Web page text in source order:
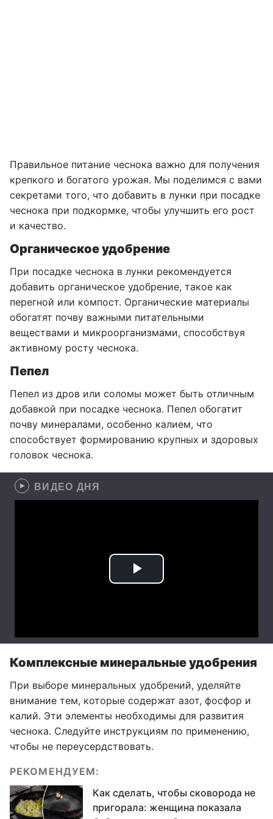
Правильное питание чеснока важно для получения
крепкого и богатого урожая. Мы поделимся с вами
секретами того, что добавить в лунки при посадке
чеснока при подкормке, чтобы улучшить его рост
и качество.
Органическое удобрение
При посадке чеснока в лунки рекомендуется
добавить органическое удобрение, такое как
перегной или компост. Органические материалы
обогатят почву важными питательными
веществами и микроорганизмами, способствуя
активному росту чеснока.
Пепел
Пепел из дров или соломы может быть отличным
добавкой при посадке чеснока. Пепел обогатит
почву минералами, особенно калием, что
способствует формированию крупных и здоровых
головок чеснока.
ВИДЕО ДНЯ
Комплексные минеральные удобрения
При выборе минеральных удобрений, уделяйте
внимание тем, которые содержат азот, фосфор и
калий. Эти элементы необходимы для развития
чеснока. Следуйте инструкциям по применению,
чтобы не переусердствовать.
РЕКОМЕНДУЕМ:
Как сделать, чтобы сковорода не
пригорала: женщина показала